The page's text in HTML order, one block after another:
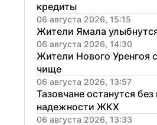
кредиты
06 августа 2026, 15:15
Жители Ямала
06 августа 2026, 14:30
Жители Нового Уренгоя
чище
06 августа 2026, 13:57
Тазовчане останутся без
надежности ЖКХ
06 августа 2026, 13:33